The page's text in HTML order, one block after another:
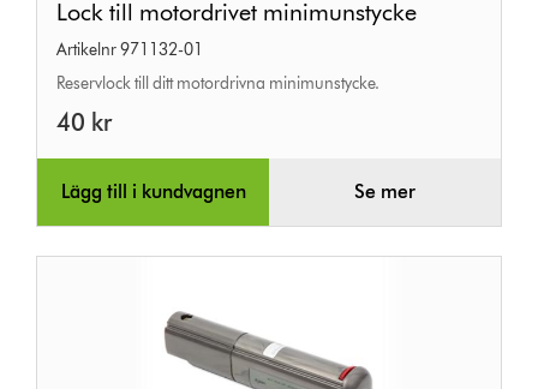
till
motordrivet
minimunstycke
Lock till motordrivet minimunstycke
Artikelnr 971132-01
Reservlock till ditt motordrivna minimunstycke.
40 kr
Lägg till i kundvagnen Se mer